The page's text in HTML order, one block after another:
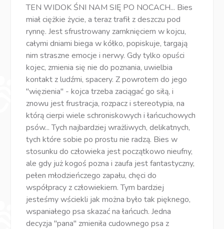
TEN WIDOK ŚNI NAM SIĘ PO NOCACH... Bies
miał ciężkie życie, a teraz trafił z deszczu pod
rynnę. Jest sfrustrowany zamknięciem w kojcu,
całymi dniami biega w kółko, popiskuje, targają
nim straszne emocje i nerwy. Gdy tylko opuści
kojec, zmienia się nie do poznania, uwielbia
kontakt z ludźmi, spacery. Z powrotem do jego
"więzienia" - kojca trzeba zaciągać go siłą, i
znowu jest frustracja, rozpacz i stereotypia, na
którą cierpi wiele schroniskowych i łańcuchowych
psów... Tych najbardziej wrażliwych, delikatnych,
tych które sobie po prostu nie radzą. Bies w
stosunku do człowieka jest początkowo nieufny,
ale gdy już kogoś pozna i zaufa jest fantastyczny,
pełen młodzieńczego zapału, chęci do
współpracy z człowiekiem. Tym bardziej
jesteśmy wściekli jak można było tak pięknego,
wspaniałego psa skazać na łańcuch. Jedna
decyzja "pana" zmieniła cudownego psa z